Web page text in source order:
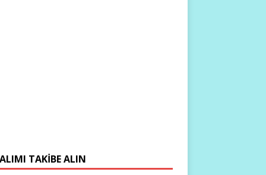
TAKIBE ALIN